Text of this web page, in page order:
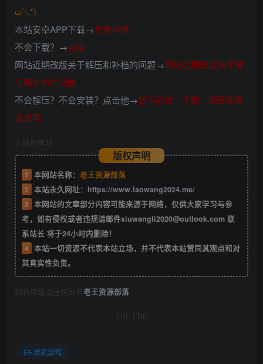
ω＼*)
本站安卓APP下载→查看详情
不会下载？→点我
网站近期改版关于解压和补档的问题→网站近期改版关于解
压和补档的问题
不会解压？不会安装？点击他→新手必读∴下载、解压及安
装说明
版权声明
版权声明
1 本网站名称： 老王资源部落
2 本站永久网址： https://www.laowang2024.me/
3 本网站的文章部分内容可能来源于网络，仅供大家学习与参
考，如有侵权或者违规请邮件xiuwangli2020@outlook.com 联
系站长 将于24小时内删除！
4 本站一切资源不代表本站立场，并不代表本站赞同其观点和对
其真实性负责。
如若转载请注明出自老王资源部落
THE END
单机游戏